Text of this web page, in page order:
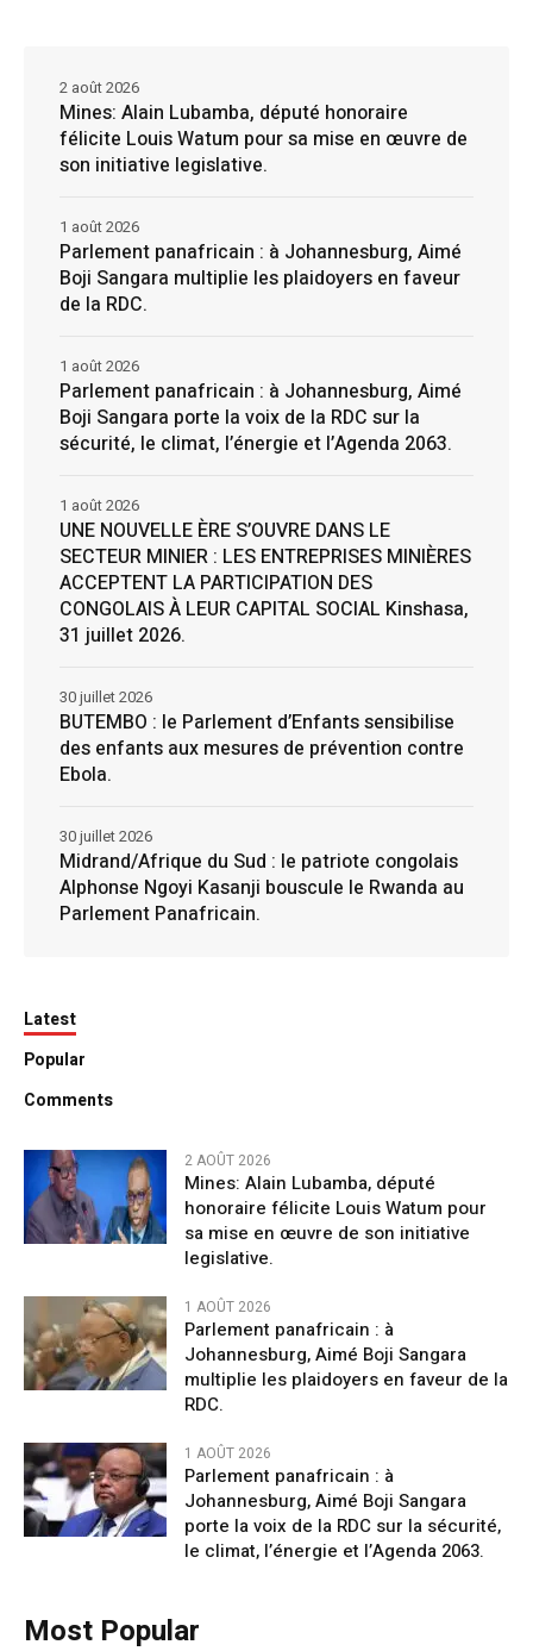
Mines: Alain Lubamba, député honoraire
félicite Louis Watum pour sa mise en œuvre de
son initiative legislative.
2 août 2026
Parlement panafricain : à Johannesburg, Aimé
Boji Sangara multiplie les plaidoyers en faveur
de la RDC.
1 août 2026
Parlement panafricain : à Johannesburg, Aimé
Boji Sangara porte la voix de la RDC sur la
sécurité, le climat, l’énergie et l’Agenda 2063.
1 août 2026
UNE NOUVELLE ÈRE S’OUVRE DANS LE
SECTEUR MINIER : LES ENTREPRISES MINIÈRES
ACCEPTENT LA PARTICIPATION DES
CONGOLAIS À LEUR CAPITAL SOCIAL Kinshasa,
31 juillet 2026.
1 août 2026
BUTEMBO : le Parlement d’Enfants sensibilise
des enfants aux mesures de prévention contre
Ebola.
30 juillet 2026
Midrand/Afrique du Sud : le patriote congolais
Alphonse Ngoyi Kasanji bouscule le Rwanda au
Parlement Panafricain.
30 juillet 2026
Latest
Popular
Comments
2 AOÛT 2026
Mines: Alain Lubamba, député
honoraire félicite Louis Watum pour
sa mise en œuvre de son initiative
legislative.
1 AOÛT 2026
Parlement panafricain : à
Johannesburg, Aimé Boji Sangara
multiplie les plaidoyers en faveur de la
RDC.
1 AOÛT 2026
Parlement panafricain : à
Johannesburg, Aimé Boji Sangara
porte la voix de la RDC sur la sécurité,
le climat, l’énergie et l’Agenda 2063.
Most Popular